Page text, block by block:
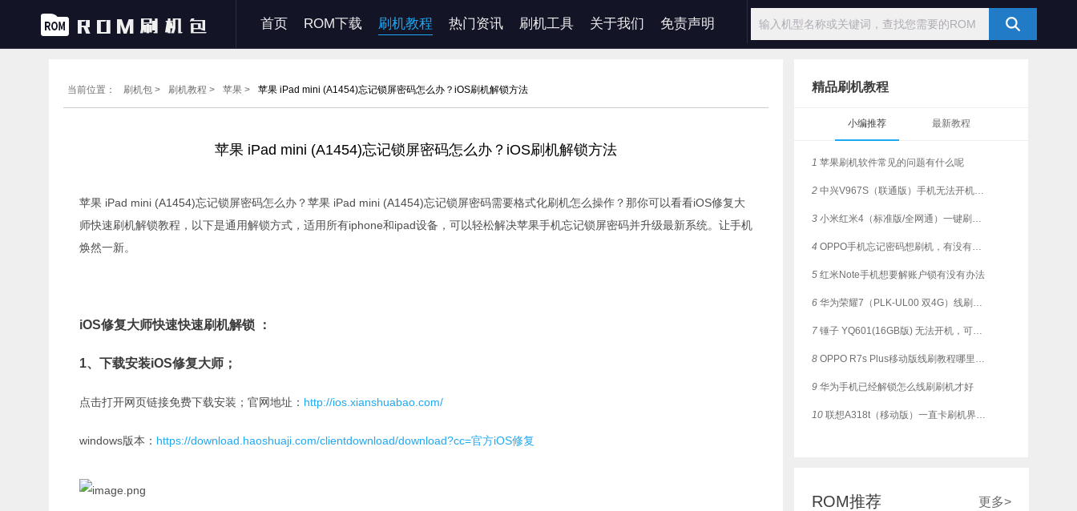
首页 ROM下载 刷机教程 热门资讯 刷机工具 关于我们 免责声明
当前位置： 刷机包 > 刷机教程 > 苹果 > 苹果 iPad mini (A1454)忘记锁屏密码怎么办？iOS刷机解锁方法
苹果 iPad mini (A1454)忘记锁屏密码怎么办？iOS刷机解锁方法
苹果 iPad mini (A1454)忘记锁屏密码怎么办？苹果 iPad mini (A1454)忘记锁屏密码需要格式化刷机怎么操作？那你可以看看iOS修复大
师快速刷机解锁教程，以下是通用解锁方式，适用所有iphone和ipad设备，可以轻松解决苹果手机忘记锁屏密码并升级最新系统。让手机
焕然一新。
iOS修复大师快速快速刷机解锁 ：
1、下载安装iOS修复大师 ；
点击打开网页链接免费下载安装；官网地址： http://ios.xianshuabao.com/
windows版本： https://download.haoshuaji.com/clientdownload/download?cc=官方iOS修复
精品刷机教程
小编推荐 最新教程
1 苹果刷机软件常见的问题有什么呢
2中兴V967S（联通版）手机无法开机，是否支持一键刷机？
3小米红米4（标准版/全网通）一键刷机教程
4 OPPO手机忘记密码想刷机，有没有简单教程？
5红米Note手机想要解账户锁有没有办法
6华为荣耀7（PLK-UL00 双4G）线刷解锁，支持一键刷机
7锤子 YQ601(16GB版) 无法开机，可有解决的刷机方法？
8OPPO R7s Plus移动版线刷教程哪里有？可一键救砖
9华为手机已经解锁怎么线刷刷机才好
10联想A318t（移动版）一直卡刷机界面，这个如何刷？
ROM推荐 更多>